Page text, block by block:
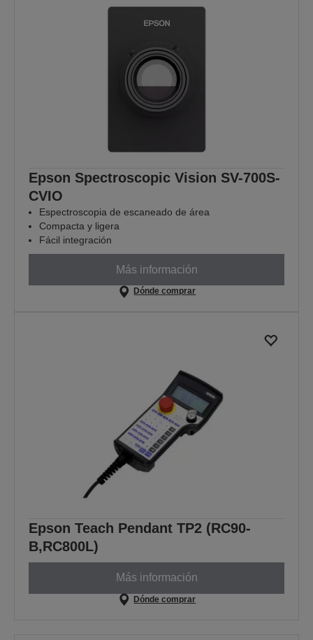
Epson Spectroscopic Vision SV-700S-
CVIO
Espectroscopia de escaneado de área
Compacta y ligera
Fácil integración
Más información
Dónde comprar
Epson Teach Pendant TP2 (RC90-
B,RC800L)
Más información
Dónde comprar